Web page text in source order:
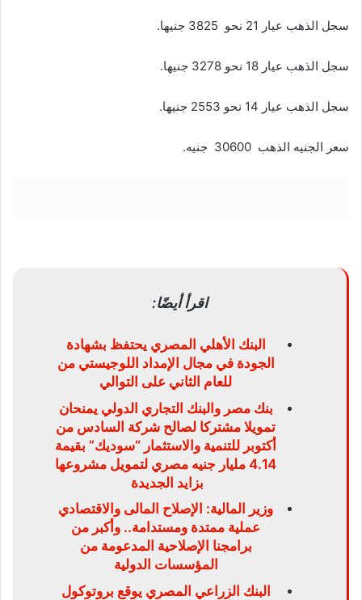
سجل الذهب عيار 21 نحو 3825 جنيها.
سجل الذهب عيار 18 نحو 3278 جنيها.
سجل الذهب عيار 14 نحو 2553 جنيها.
سعر الجنيه الذهب 30600 جنيه.
اقرأ أيضًا:
البنك الأهلي المصري يحتفظ بشهادة
الجودة في مجال الإمداد اللوجيستي من
للعام الثاني على التوالي
بنك مصر والبنك التجاري الدولي يمنحان
تمويلا مشتركا لصالح شركة السادس من
أكتوبر للتنمية والاستثمار “سوديك” بقيمة
4.14 مليار جنيه مصري لتمويل مشروعها
بزايد الجديدة
وزير المالية: الإصلاح المالى والاقتصادي
عملية ممتدة ومستدامة.. وأكبر من
برامجنا الإصلاحية المدعومة من
المؤسسات الدولية
البنك الزراعي المصري يوقع بروتوكول